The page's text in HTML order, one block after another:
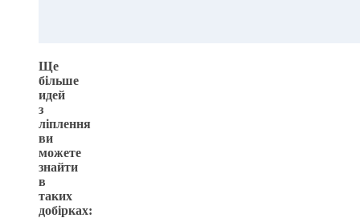
Ще
більше
идей
з
ліплення
ви
можете
знайти
в
таких
добірках: